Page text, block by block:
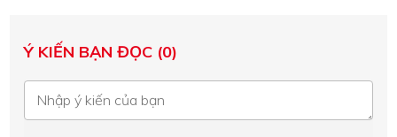
Ý KIẾN BẠN ĐỌC (0)